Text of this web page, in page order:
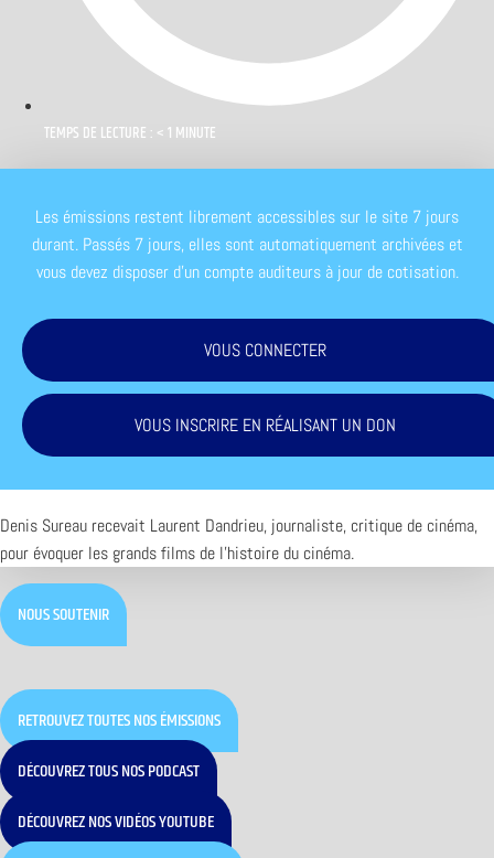
TEMPS DE LECTURE : < 1 MINUTE
Les émissions restent librement accessibles sur le site 7 jours
durant. Passés 7 jours, elles sont automatiquement archivées et
vous devez disposer d'un compte auditeurs à jour de cotisation.
VOUS CONNECTER
VOUS INSCRIRE EN RÉALISANT UN DON
Denis Sureau recevait Laurent Dandrieu, journaliste, critique de cinéma,
pour évoquer les grands films de l’histoire du cinéma.
NOUS SOUTENIR
RETROUVEZ TOUTES NOS ÉMISSIONS
DÉCOUVREZ TOUS NOS PODCAST
DÉCOUVREZ NOS VIDÉOS YOUTUBE